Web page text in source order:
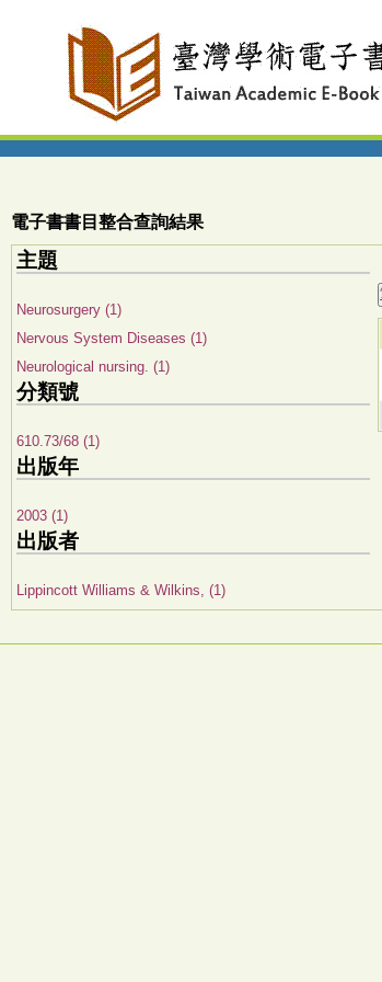
電子書書目整合查詢結果
主題
Neurosurgery (1)
Nervous System Diseases (1)
Neurological nursing. (1)
分類號
610.73/68 (1)
出版年
2003 (1)
出版者
Lippincott Williams & Wilkins, (1)